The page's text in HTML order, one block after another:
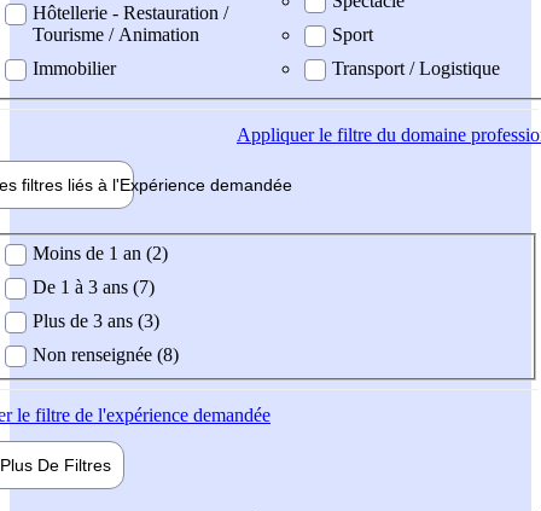
Hôtellerie - Restauration /
Tourisme / Animation
Immobilier
Sport
Transport / Logistique
Appliquerle filtre du domaine
filtres liés à l'Expérience demandée
demandée
Moins de 1 an (2)
De 1 à 3 ans (7)
Plus de 3 ans (3)
Non renseignée (8)
le filtre de l'expérience demandée
Plus De Filtres